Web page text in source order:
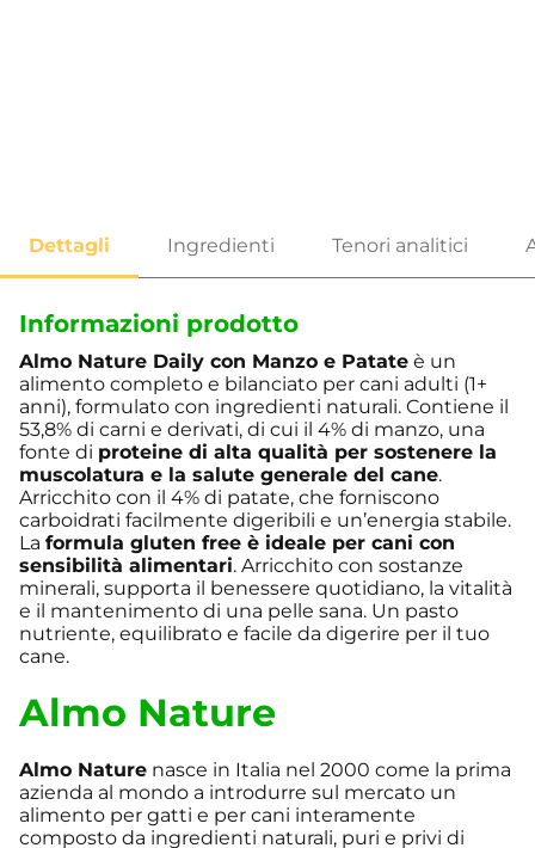
Informazioni prodotto
Almo Nature Daily con Manzo e Patate è un
alimento completo e bilanciato per cani adulti (1+
anni), formulato con ingredienti naturali. Contiene il
53,8% di carni e derivati, di cui il 4% di manzo, una
fonte di proteine di alta qualità per sostenere la
muscolatura e la salute generale del cane.
Arricchito con il 4% di patate, che forniscono
carboidrati facilmente digeribili e un’energia stabile.
La formula gluten free è ideale per cani con
sensibilità alimentari. Arricchito con sostanze
minerali, supporta il benessere quotidiano, la vitalità
e il mantenimento di una pelle sana. Un pasto
nutriente, equilibrato e facile da digerire per il tuo
cane.
Almo Nature
Almo Nature nasce in Italia nel 2000 come la prima
azienda al mondo a introdurre sul mercato un
alimento per gatti e per cani interamente
composto da ingredienti naturali, puri e privi di